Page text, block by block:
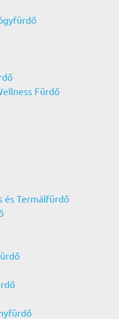
Fürdő
és Termálfürdő